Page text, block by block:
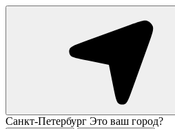
Санкт-Петербург Это ваш город?